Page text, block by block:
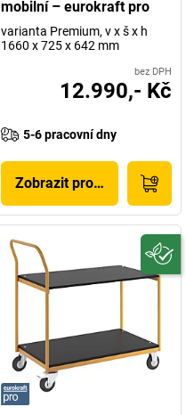
mobilní – eurokraft pro
varianta Premium, v x š x h
1660 x 725 x 642 mm
bez DPH
12.990,- Kč
5-6 pracovní dny
Zobrazit produkt